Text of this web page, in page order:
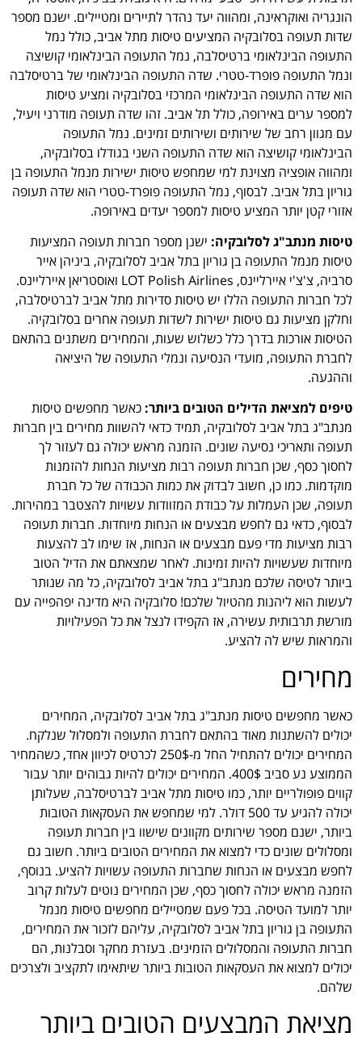
הונגריה ואוקראינה, ומהווה יעד נהדר לתיירים ומטיילים. ישנם מספר
שדות תעופה בסלובקיה המציעים טיסות מתל אביב, כולל נמל
התעופה הבינלאומי ברטיסלבה, נמל התעופה הבינלאומי קושיצה
ונמל התעופה פופרד-טטרי. שדה התעופה הבינלאומי של ברטיסלבה
הוא שדה התעופה הבינלאומי המרכזי בסלובקיה ומציע טיסות
למספר ערים באירופה, כולל תל אביב. זהו שדה תעופה מודרני ויעיל,
עם מגוון רחב של שירותים ושירותים זמינים. נמל התעופה
הבינלאומי קושיצה הוא שדה התעופה השני בגודלו בסלובקיה,
ומהווה אופציה מצוינת למי שמחפש טיסות ישירות מנמל התעופה בן
גוריון בתל אביב. לבסוף, נמל התעופה פופרד-טטרי הוא שדה תעופה
אזורי קטן יותר המציע טיסות למספר יעדים באירופה.
טיסות מנתב"ג לסלובקיה: ישנן מספר חברות תעופה המציעות
טיסות מנמל התעופה בן גוריון בתל אביב לסלובקיה, ביניהן אייר
סרביה, צ'צ'י איירליינס, LOT Polish Airlines ואוסטריאן איירליינס.
לכל חברות התעופה הללו יש טיסות סדירות מתל אביב לברטיסלבה,
וחלקן מציעות גם טיסות ישירות לשדות תעופה אחרים בסלובקיה.
הטיסות אורכות בדרך כלל כשלוש שעות, והמחירים משתנים בהתאם
לחברת התעופה, מועדי הנסיעה ונמלי התעופה של היציאה
וההגעה.
טיפים למציאת הדילים הטובים ביותר: כאשר מחפשים טיסות
מנתב"ג בתל אביב לסלובקיה, תמיד כדאי להשוות מחירים בין חברות
תעופה ותאריכי נסיעה שונים. הזמנה מראש יכולה גם לעזור לך
לחסוך כסף, שכן חברות תעופה רבות מציעות הנחות להזמנות
מוקדמות. כמו כן, חשוב לבדוק את כמות הכבודה של כל חברת
תעופה, שכן העמלות על כבודת המזוודות עשויות להצטבר במהירות.
לבסוף, כדאי גם לחפש מבצעים או הנחות מיוחדות. חברות תעופה
רבות מציעות מדי פעם מבצעים או הנחות, אז שימו לב להצעות
מיוחדות שעשויות להיות זמינות. לאחר שמצאתם את הדיל הטוב
ביותר לטיסה שלכם מנתב"ג בתל אביב לסלובקיה, כל מה שנותר
לעשות הוא ליהנות מהטיול שלכם! סלובקיה היא מדינה יפהפייה עם
מורשת תרבותית עשירה, אז הקפידו לנצל את כל הפעילויות
והמראות שיש לה להציע.
מחירים
כאשר מחפשים טיסות מנתב"ג בתל אביב לסלובקיה, המחירים
יכולים להשתנות מאוד בהתאם לחברת התעופה ולמסלול שנלקח.
המחירים יכולים להתחיל החל מ-250$ לכרטיס לכיוון אחד, כשהמחיר
הממוצע נע סביב 400$. המחירים יכולים להיות גבוהים יותר עבור
קווים פופולריים יותר, כמו טיסות מתל אביב לברטיסלבה, שעלותן
יכולה להגיע עד 500 דולר. למי שמחפש את העסקאות הטובות
ביותר, ישנם מספר שירותים מקוונים שישוו בין חברות תעופה
ומסלולים שונים כדי למצוא את המחירים הטובים ביותר. חשוב גם
לחפש מבצעים או הנחות שחברות התעופה עשויות להציע. בנוסף,
הזמנה מראש יכולה לחסוך כסף, שכן המחירים נוטים לעלות קרוב
יותר למועד הטיסה. בכל פעם שמטיילים מחפשים טיסות מנמל
התעופה בן גוריון בתל אביב לסלובקיה, עליהם לזכור את המחירים,
חברות התעופה והמסלולים הזמינים. בעזרת מחקר וסבלנות, הם
יכולים למצוא את העסקאות הטובות ביותר שיתאימו לתקציב ולצרכים
שלהם.
מציאת המבצעים הטובים ביותר